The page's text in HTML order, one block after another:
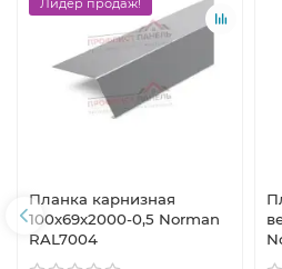
Планка карнизная
100х69х2000-0,5 Norman
RAL7004